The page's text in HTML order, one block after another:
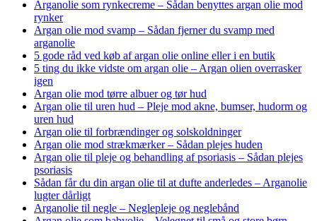
Arganolie som rynkecreme – Sådan benyttes argan olie mod
rynker
Argan olie mod svamp – Sådan fjerner du svamp med
arganolie
5 gode råd ved køb af argan olie online eller i en butik
5 ting du ikke vidste om argan olie – Argan olien overrasker
igen
Argan olie mod tørre albuer og tør hud
Argan olie til uren hud – Pleje mod akne, bumser, hudorm og
uren hud
Argan olie til forbrændinger og solskoldninger
Argan olie mod strækmærker – Sådan plejes huden
Argan olie til pleje og behandling af psoriasis – Sådan plejes
psoriasis
Sådan får du din argan olie til at dufte anderledes – Arganolie
lugter dårligt
Arganolie til negle – Neglepleje og neglebånd